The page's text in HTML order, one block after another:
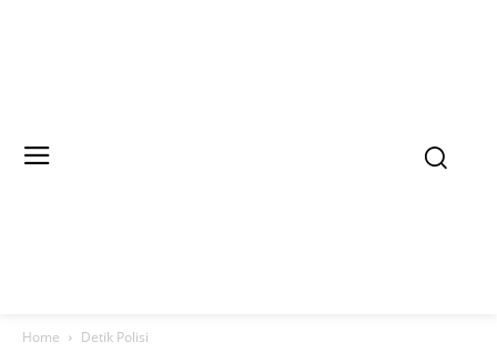
Home Detik Polisi